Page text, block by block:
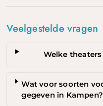
Veelgestelde vragen
Welke
Wat voor soorten
gegeven in Kampen?